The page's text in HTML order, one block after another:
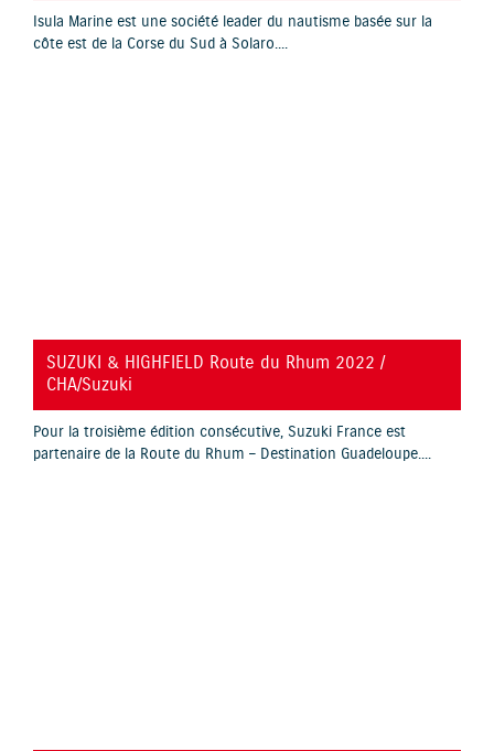
Isula Marine est une société leader du nautisme basée sur la
côte est de la Corse du Sud à Solaro....
YouTube is disabled. Allow
SUZUKI & HIGHFIELD Route du Rhum 2022 /
CHA/Suzuki
Pour la troisième édition consécutive, Suzuki France est
partenaire de la Route du Rhum – Destination Guadeloupe....